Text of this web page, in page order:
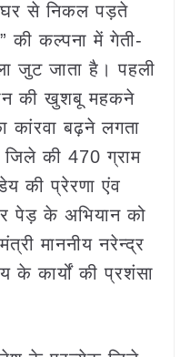
घर से निकल पड़ते
कल्पना में गेती-
जुट जाता है। पहली
की खुशबू महकने
कांरवा बढ़ने लगता
की 470 ग्राम
की प्रेरणा एंव
पेड़ के अभियान को
माननीय नरेन्द्र
के कार्यों की प्रशंसा